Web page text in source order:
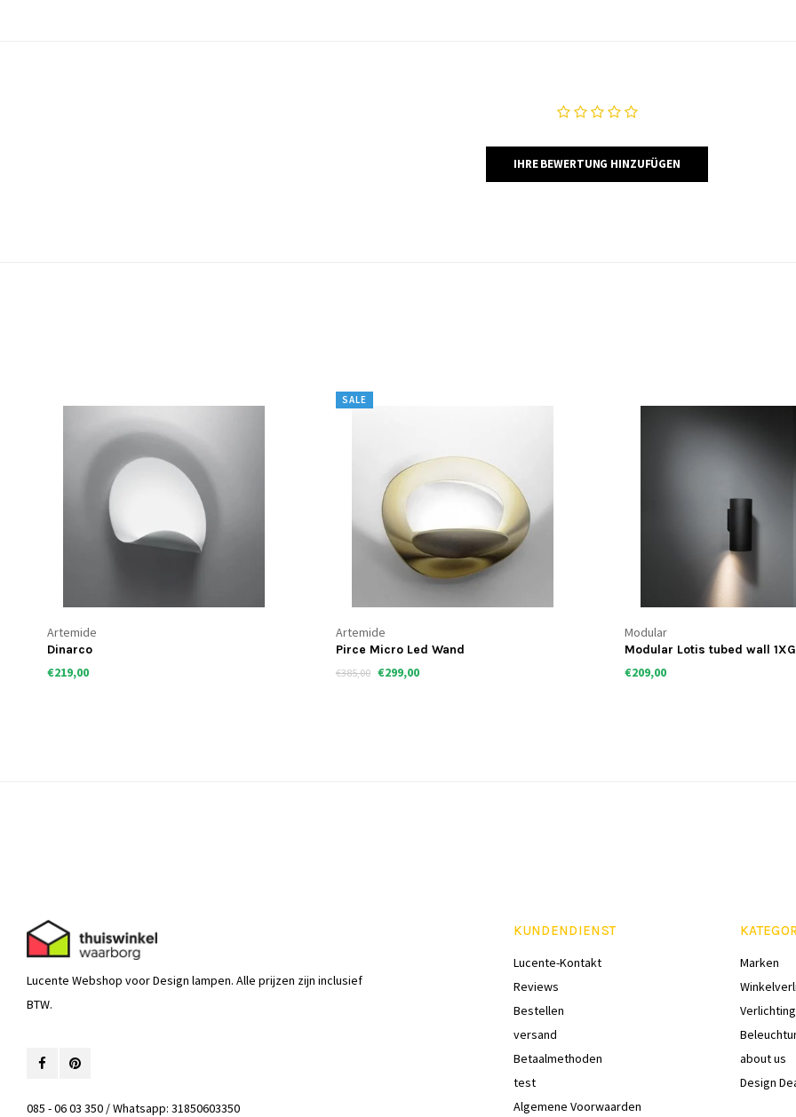
IHRE BEWERTUNG HINZUFÜGEN
Artemide
Dinarco
€219,00
SALE
Artemide
Pirce Micro Led Wand
€385,00 €299,00
Modular
Modular Lotis tubed wall
€209,00
Lucente Webshop voor Design lampen. Alle prijzen zijn inclusief
BTW.
085 - 06 03 350 / Whatsapp: 31850603350
KUNDENDIENST
Lucente-Kontakt
Reviews
Bestellen
versand
Betaalmethoden
test
Algemene Voorwaarden
Marken
Verlichting
about us
Design